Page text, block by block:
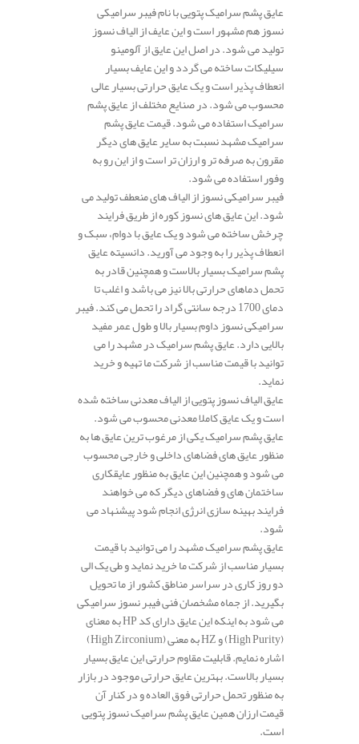
عایق پشم سرامیک پتویی با نام فیبر سرامیکی
نسوز هم مشهور است و این عایف از الیاف نسوز
تولید می شود. در اصل این عایق از آلومینو
سیلیکات ساخته می گردد و این عایف بسیار
انعطاف پذیر است و یک عایق حرارتی بسیار عالی
محسوب می شود. در صنایع مختلف از عایق پشم
سرامیک استفاده می شود. قیمت عایق پشم
سرامیک مشهد نسبت به سایر عایق های دیگر
مقرون به صرفه تر و ارزان تر است و از این رو به
وفور استفاده می شود.
فیبر سرامیکی نسوز از الیاف های منعطف تولید می
شود. این عایق های نسوز کوره از طریق فرایند
چرخش ساخته می شود و یک عایق با دوام، سبک و
انعطاف پذیر را به وجود می آورید. دانسیته عایق
پشم سرامیک بسیار بالاست و همچنین قادر به
تحمل دماهای حرارتی بالا نیز می باشد و اغلب تا
دمای 1700 درجه سانتی گراد را تحمل می کند. فیبر
سرامیکی نسوز داوم بسیار بالا و طول عمر مفید
بالایی دارد. عایق پشم سرامیک در مشهد را می
توانید با قیمت مناسب از شرکت ما تهیه و خرید
نماید.
عایق الیاف نسوز پتویی از الیاف معدنی ساخته شده
است و یک عایق کاملا معدنی محسوب می شود.
عایق پشم سرامیک یکی از مرغوب ترین عایق ها به
منظور عایق های فضاهای داخلی و خارجی محسوب
می شود و همچنین این عایق به منظور عایقکاری
ساختمان های و فضاهای دیگر که می خواهند
فرایند بهینه سازی انرژی انجام شود پیشنهاد می
شود.
عایق پشم سرامیک مشهد را می توانید با قیمت
بسیار مناسب از شرکت ما خرید نماید و طی یک الی
دو روز کاری در سراسر مناطق کشور از ما تحویل
بگیرید. از جماه مشخصان فنی فیبر نسوز سرامیکی
می شود به اینکه این عایق دارای کد HP به معنای
(High Purity) و HZ به معنی (High Zirconium)
اشاره نمایم. قابلیت مقاوم حرارتی این عایق بسیار
بسیار بالاست. بهترین عایق حرارتی موجود در بازار
به منظور تحمل حرارتی فوق العاده و در کنار آن
قیمت ارزان همین عایق پشم سرامیک نسوز پتویی
است.